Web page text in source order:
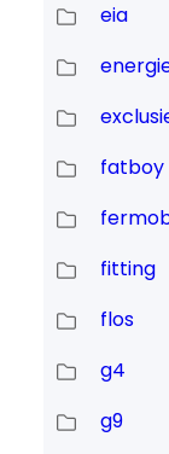
eia
fatboy
fitting
flos
g4
g9